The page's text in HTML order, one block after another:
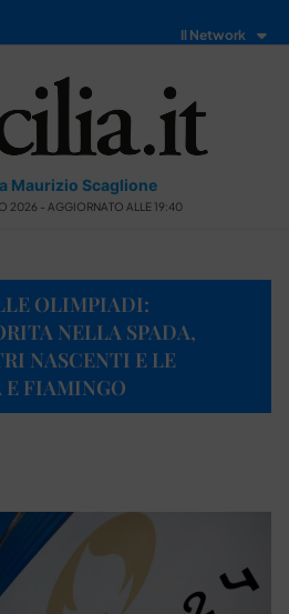
Il Network
Maurizio Scaglione
2026 - AGGIORNATO ALLE 19:40
OLIMPIADI:
NELLA SPADA,
NASCENTI E LE
E FIAMINGO